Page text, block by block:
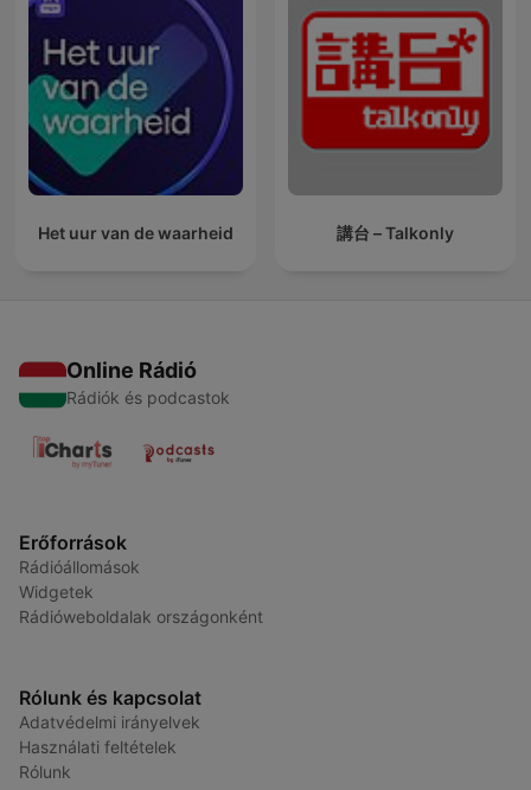
Het uur van de waarheid 講台 – Talkonly
Online Rádió
Rádiók és podcastok
Erőforrások
Rádióállomások
Widgetek
Rádióweboldalak országonként
Rólunk és kapcsolat
Adatvédelmi irányelvek
Használati feltételek
Rólunk